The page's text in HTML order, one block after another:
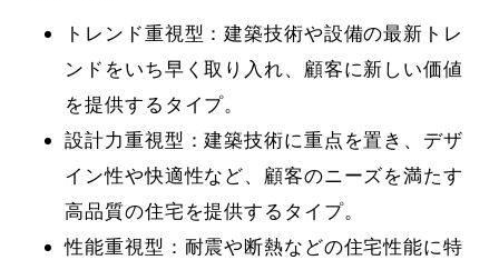
トレンド重視型：建築技術や設備の最新トレ
ンドをいち早く取り入れ、顧客に新しい価値
を提供するタイプ。
設計力重視型：建築技術に重点を置き、デザ
イン性や快適性など、顧客のニーズを満たす
高品質の住宅を提供するタイプ。
性能重視型：耐震や断熱などの住宅性能に特